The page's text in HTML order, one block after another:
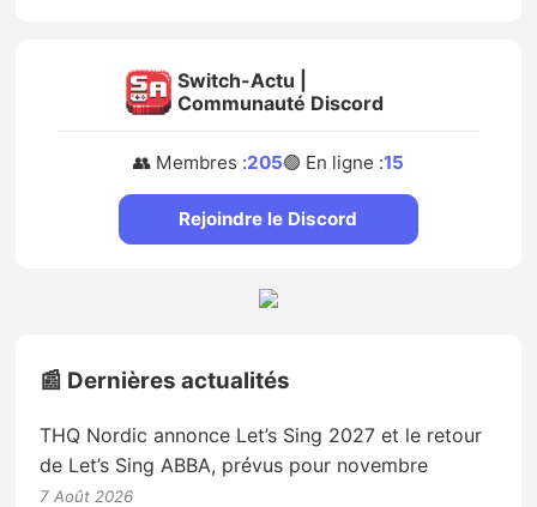
Switch-Actu |
Communauté Discord
👥 Membres :205🟢 En ligne :15
Rejoindre le Discord
📰 Dernières actualités
THQ Nordic annonce Let’s Sing 2027 et le retour
de Let’s Sing ABBA, prévus pour novembre
7 Août 2026